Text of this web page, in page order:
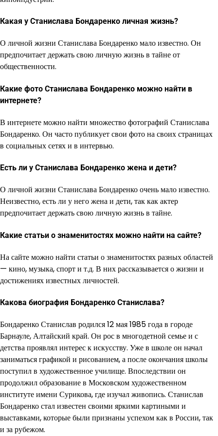
Какая у Станислава Бондаренко личная жизнь?
О личной жизни Станислава Бондаренко мало известно. Он
предпочитает держать свою личную жизнь в тайне от
общественности.
Какие фото Станислава Бондаренко можно найти в
интернете?
В интернете можно найти множество фотографий Станислава
Бондаренко. Он часто публикует свои фото на своих страницах
в социальных сетях и в интервью.
Есть ли у Станислава Бондаренко жена и дети?
О личной жизни Станислава Бондаренко очень мало известно.
Неизвестно, есть ли у него жена и дети, так как актер
предпочитает держать свою личную жизнь в тайне.
Какие статьи о знаменитостях можно найти на сайте?
На сайте можно найти статьи о знаменитостях разных областей
— кино, музыка, спорт и т.д. В них рассказывается о жизни и
достижениях известных личностей.
Какова биография Бондаренко Станислава?
Бондаренко Станислав родился 12 мая 1985 года в городе
Барнауле, Алтайский край. Он рос в многодетной семье и с
детства проявлял интерес к искусству. Уже в школе он начал
заниматься графикой и рисованием, а после окончания школы
поступил в художественное училище. Впоследствии он
продолжил образование в Московском художественном
институте имени Сурикова, где изучал живопись. Станислав
Бондаренко стал известен своими яркими картиными и
выставками, которые были признаны успехом как в России, так
и за рубежом.